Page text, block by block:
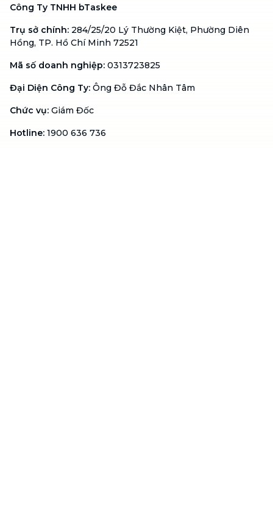
Công Ty TNHH bTaskee
Trụ sở chính: 284/25/20 Lý Thường Kiệt, Phường Diên
Hồng, TP. Hồ Chí Minh 72521
Mã số doanh nghiệp: 0313723825
Đại Diện Công Ty: Ông Đỗ Đắc Nhân Tâm
Chức vụ: Giám Đốc
Hotline: 1900 636 736